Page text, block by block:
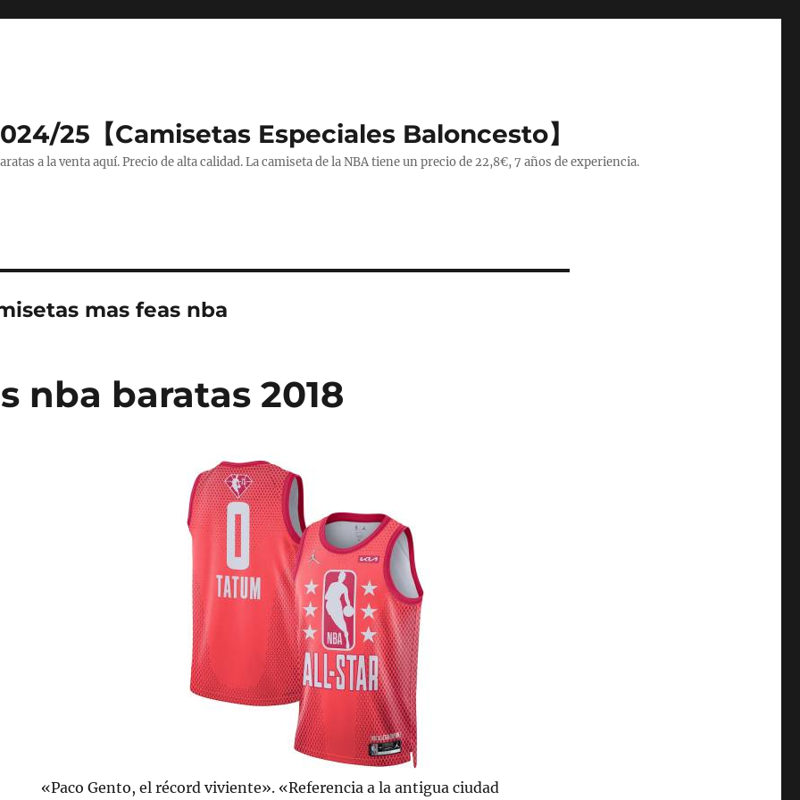
25【Camisetas Especiales Baloncesto】
a la venta aquí. Precio de alta calidad. La camiseta de la NBA tiene un precio de 22,8€, 7 años de experiencia.
mas feas nba
nba baratas 2018
«Paco Gento, el récord viviente». «Referencia a la antigua ciudad